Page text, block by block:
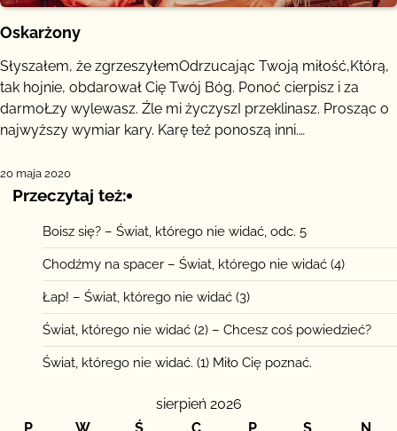
Oskarżony
Słyszałem, że zgrzeszyłemOdrzucając Twoją miłość,Którą,
tak hojnie, obdarował Cię Twój Bóg. Ponoć cierpisz i za
darmoŁzy wylewasz. Źle mi życzyszI przeklinasz. Prosząc o
najwyższy wymiar kary. Karę też ponoszą inni.…
20 maja 2020
Przeczytaj też:
Boisz się? – Świat, którego nie widać, odc. 5
Chodźmy na spacer – Świat, którego nie widać (4)
Łap! – Świat, którego nie widać (3)
Świat, którego nie widać (2) – Chcesz coś powiedzieć?
Świat, którego nie widać. (1) Miło Cię poznać.
sierpień 2026